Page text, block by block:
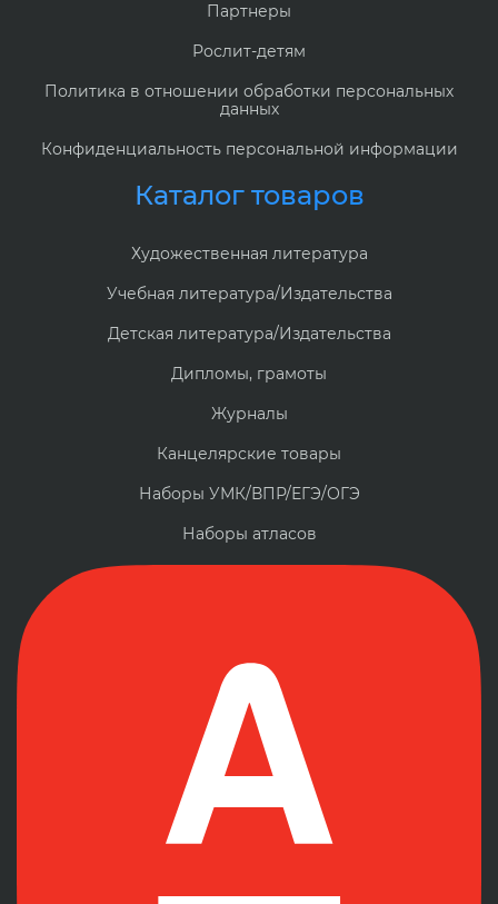
Партнеры
Рослит-детям
Политика в отношении обработки персональных
данных
Конфиденциальность персональной информации
Каталог товаров
Художественная литература
Учебная литература/Издательства
Детская литература/Издательства
Дипломы, грамоты
Журналы
Канцелярские товары
Наборы УМК/ВПР/ЕГЭ/ОГЭ
Наборы атласов